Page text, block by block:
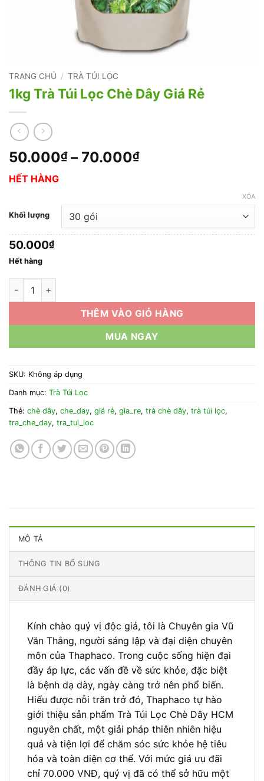
TRANG CHỦ / TRÀ TÚI LỌC
1kg Trà Túi Lọc Chè Dây Giá Rẻ
50.000₫ – 70.000₫Khoảng
70.000₫
HẾT HÀNG
Khối lượng
XÓA
50.000₫
Hết hàng
1kg Trà Túi Lọc Chè Dây Giá Rẻ số lượng
THÊM VÀO GIỎ HÀNG
MUA NGAY
SKU: Không áp dụng
Danh mục: Trà Túi Lọc
Thẻ: chè dây, che_day, giá rẻ, gia_re, trà chè dây, trà túi lọc,
tra_che_day, tra_tui_loc
MÔ TẢ
THÔNG TIN BỔ SUNG
ĐÁNH GIÁ (0)
Kính chào quý vị độc giả, tôi là Chuyên gia Vũ
Văn Thắng, người sáng lập và đại diện chuyên
môn của Thaphaco. Trong cuộc sống hiện đại
đầy áp lực, các vấn đề về sức khỏe, đặc biệt
là bệnh dạ dày, ngày càng trở nên phổ biến.
Hiểu được nỗi trăn trở đó, Thaphaco tự hào
giới thiệu sản phẩm Trà Túi Lọc Chè Dây HCM
nguyên chất, một giải pháp thiên nhiên hiệu
quả và tiện lợi để chăm sóc sức khỏe hệ tiêu
hóa và toàn diện cơ thể. Với mức giá ưu đãi
chỉ 70.000 VNĐ, quý vị đã có thể sở hữu một